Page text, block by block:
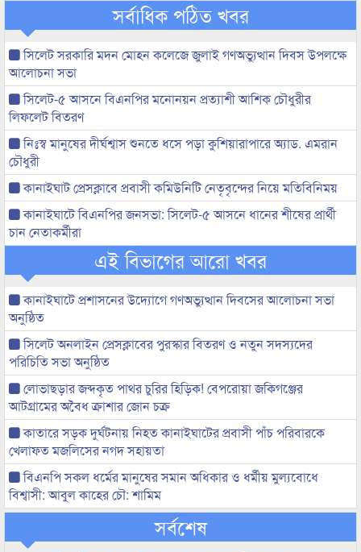
সর্বাধিক পঠিত খবর
সিলেট সরকারি মদন মোহন কলেজে জুলাই গণঅভ্যুত্থান দিবস উপলক্ষে
আলোচনা সভা
সিলেট-৫ আসনে বিএনপির মনোনয়ন প্রত্যাশী আশিক চৌধুরীর
লিফলেট বিতরণ
নিঃস্ব মানুষের দীর্ঘশ্বাস শুনতে ধসে পড়া কুশিয়ারাপারে অ্যাড. এমরান
চৌধুরী
কানাইঘাট প্রেসক্লাবে প্রবাসী কমিউনিটি নেতৃবৃন্দের নিয়ে মতিবিনিময়
কানাইঘাটে বিএনপির জনসভা: সিলেট-৫ আসনে ধানের শীষের প্রার্থী
চান নেতাকর্মীরা
এই বিভাগের আরো খবর
কানাইঘাটে প্রশাসনের উদ্যোগে গণঅভ্যুত্থান দিবসের আলোচনা সভা
অনুষ্ঠিত
সিলেট অনলাইন প্রেসক্লাবের পুরস্কার বিতরণ ও নতুন সদস্যদের
পরিচিতি সভা অনুষ্ঠিত
লোভাছড়ার জব্দকৃত পাথর চুরির হিড়িক! বেপরোয়া জকিগঞ্জের
আটগ্রামের অবৈধ ক্রাশার জোন চক্র
কাতারে সড়ক দুর্ঘটনায় নিহত কানাইঘাটের প্রবাসী পাঁচ পরিবারকে
খেলাফত মজলিসের নগদ সহায়তা
বিএনপি সকল ধর্মের মানুষের সমান অধিকার ও ধর্মীয় মুল্যবোধে
বিশ্বাসী: আবুল কাহের চৌ: শামিম
সর্বশেষ